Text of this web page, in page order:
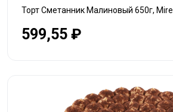
Торт Сметанник Малиновый 650г, Mirel
599,55 ₽